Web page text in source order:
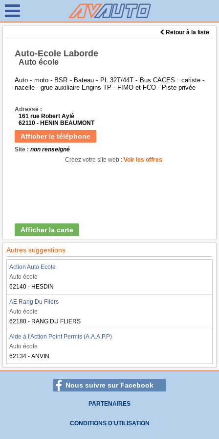
Retour à la liste
Auto-Ecole Laborde
Auto école
Auto - moto - BSR - Bateau - PL 32T/44T - Bus CACES : cariste -
nacelle - grue auxiliaire Engins TP - FIMO et FCO - Piste privée
Adresse :
161 rue Robert Aylé
62110 - HENIN BEAUMONT
Afficher le téléphone
Site : non renseigné
Créez votre site web : Voir les offres
Afficher la carte
Autres suggestions
Action Auto Ecole
Auto école
62140 - HESDIN
AE Rang Du Fliers
Auto école
62180 - RANG DU FLIERS
Aide à l'Action Point Permis (A.A.A.P.P)
Auto école
62134 - ANVIN
Nous suivre sur Facebook
PARTENAIRES
CONDITIONS D'UTILISATION